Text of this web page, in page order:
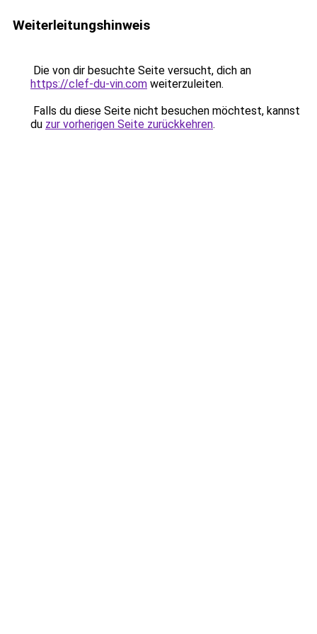
Weiterleitungshinweis
Die von dir besuchte Seite versucht, dich an
https://clef-du-vin.com weiterzuleiten.
Falls du diese Seite nicht besuchen möchtest, kannst
du zur vorherigen Seite zurückkehren.